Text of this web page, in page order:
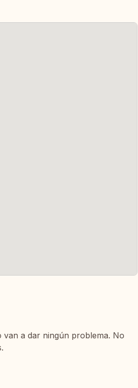
van a dar ningún problema. No